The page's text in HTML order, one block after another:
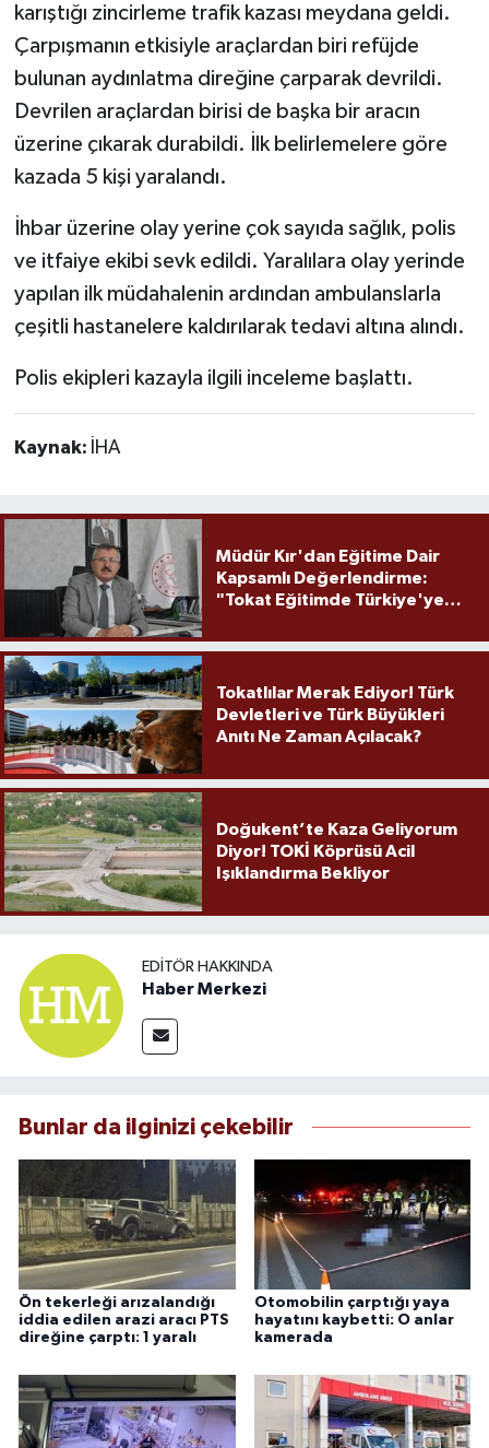
karıştığı zincirleme trafik kazası meydana geldi.
Çarpışmanın etkisiyle araçlardan biri refüjde
bulunan aydınlatma direğine çarparak devrildi.
Devrilen araçlardan birisi de başka bir aracın
üzerine çıkarak durabildi. İlk belirlemelere göre
kazada 5 kişi yaralandı.
İhbar üzerine olay yerine çok sayıda sağlık, polis
ve itfaiye ekibi sevk edildi. Yaralılara olay yerinde
yapılan ilk müdahalenin ardından ambulanslarla
çeşitli hastanelere kaldırılarak tedavi altına alındı.
Polis ekipleri kazayla ilgili inceleme başlattı.
Kaynak: İHA
Müdür Kır'dan Eğitime Dair
Kapsamlı Değerlendirme:
"Tokat Eğitimde Türkiye'ye
Tokatlılar Merak Ediyor! Türk
Devletleri ve Türk Büyükleri
Anıtı Ne Zaman Açılacak?
Doğukent’te Kaza Geliyorum
Diyor! TOKİ Köprüsü Acil
Işıklandırma Bekliyor
EDITÖR HAKKINDA
Haber Merkezi
Bunlar da ilginizi çekebilir
Ön tekerleği arızalandığı
iddia edilen arazi aracı PTS
direğine çarptı: 1 yaralı
Otomobilin çarptığı yaya
hayatını kaybetti: O anlar
kamerada